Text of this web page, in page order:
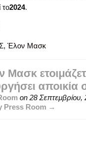
το2024.
, Έλον Μασκ
αποικία
on 28 Σεπτεμβρίου,
Press Room →